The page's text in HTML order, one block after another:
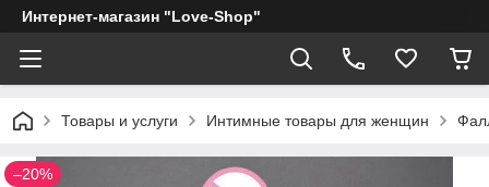
Интернет-магазин "Love-Shop"
Товары и услуги Интимные товары для женщин
–20%